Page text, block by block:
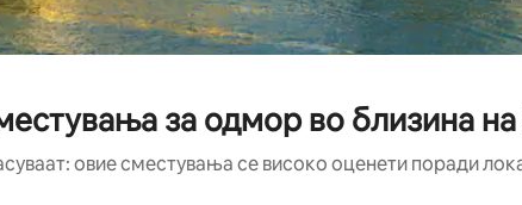
за одмор во близина
овие сместувања се високо оценети поради